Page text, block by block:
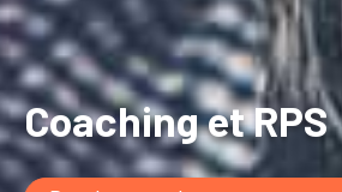
Coaching et RPS